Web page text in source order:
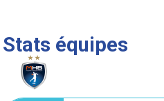
Stats équipes